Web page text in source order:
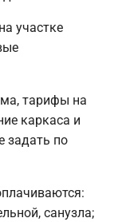
участке
тарифы на
каркаса и
задать по
санузла;